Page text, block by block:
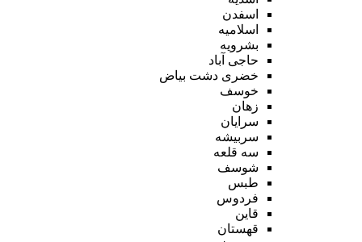
اسفدن
اسلامیه
بشرویه
حاجی آباد
خضری دشت بیاض
خوسف
زهان
سرایان
سربیشه
سه قلعه
شوسف
طبس
فردوس
قاین
قهستان